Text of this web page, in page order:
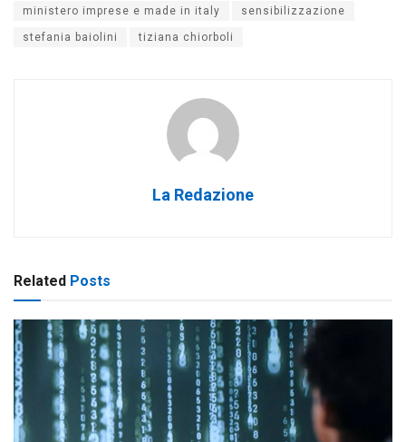
ministero imprese e made in italy sensibilizzazione
stefania baiolini tiziana chiorboli
La Redazione
Related Posts